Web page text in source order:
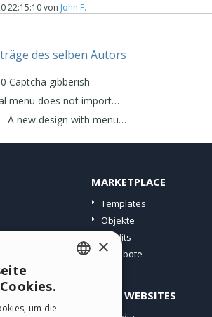
22:15:10von John F.
des selben Autors
Captcha gibberish
menu does not import…
A new design with menu…
MARKETPLACE
Templates
Objekte
Credits
Angebote
ANDERE WEBSITES
×
um die